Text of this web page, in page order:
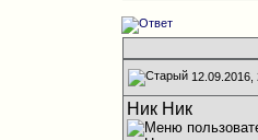
12.09.2016,
Ник Ник